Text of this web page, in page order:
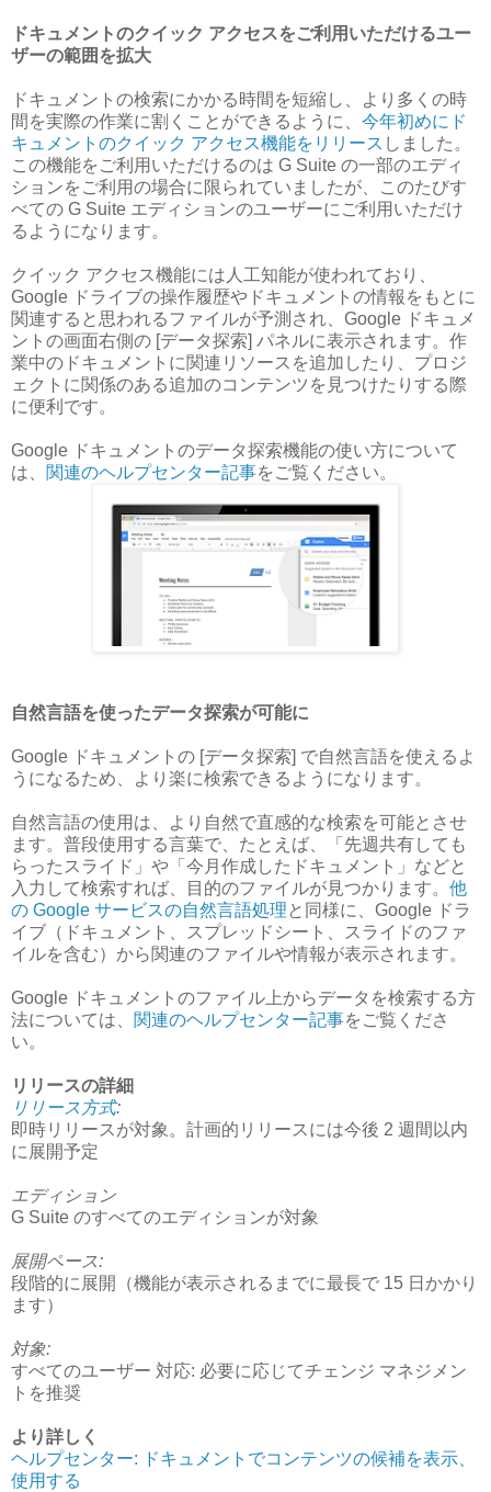
ドキュメントのクイック アクセスをご利用いただけるユー
ザーの範囲を拡大
ドキュメントの検索にかかる時間を短縮し、より多くの時
間を実際の作業に割くことができるように、 今年初めにド
キュメントのクイック アクセス機能をリリース しました。
この機能をご利用いただけるのは G Suite の一部のエディ
ションをご利用の場合に限られていましたが、このたびす
べての G Suite エディションのユーザーにご利用いただけ
るようになります。
クイック アクセス機能には人工知能が使われており、
Google ドライブの操作履歴やドキュメントの情報をもとに
関連すると思われるファイルが予測され、Google ドキュメ
ントの画面右側の [データ探索] パネルに表示されます。作
業中のドキュメントに関連リソースを追加したり、プロジ
ェクトに関係のある追加のコンテンツを見つけたりする際
に便利です。
Google ドキュメントのデータ探索機能の使い方について
は、 関連のヘルプセンター記事をご覧ください。
自然言語を使ったデータ探索が可能に
Google ドキュメントの [データ探索] で自然言語を使えるよ
うになるため、より楽に検索できるようになります。
自然言語の使用は、より自然で直感的な検索を可能とさせ
ます。普段使用する言葉で、たとえば、「先週共有しても
らったスライド」や「今月作成したドキュメント」などと
入力して検索すれば、目的のファイルが見つかります。 他
の Google サービスの自然言語処理 と同様に、Google ドラ
イブ（ドキュメント、スプレッドシート、スライドのファ
イルを含む）から関連のファイルや情報が表示されます。
Google ドキュメントのファイル上からデータを検索する方
法については、 関連のヘルプセンター記事をご覧くださ
い。
リリースの詳細
リリース方式:
即時リリースが対象。計画的リリースには今後 2 週間以内
に展開予定
エディション
G Suite のすべてのエディションが対象
展開ペース:
段階的に展開（機能が表示されるまでに最長で 15 日かかり
ます）
対象:
すべてのユーザー 対応: 必要に応じてチェンジ マネジメン
トを推奨
より詳しく
ヘルプセンター: ドキュメントでコンテンツの候補を表示、
使用する